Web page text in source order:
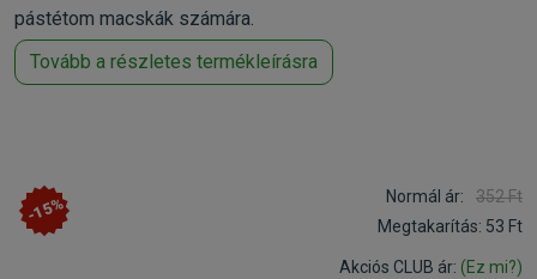
pástétom macskák számára.
Tovább a részletes termékleírásra
-15% Normál ár:
352 Ft
Megtakarítás: 53 Ft
Akciós CLUB ár: (Ez mi?)